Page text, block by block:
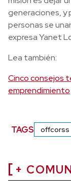
generaciones, y
personas se
expresa Yanet
Lea también:
Cinco consejos
emprendimiento
TAGS offcorss
+